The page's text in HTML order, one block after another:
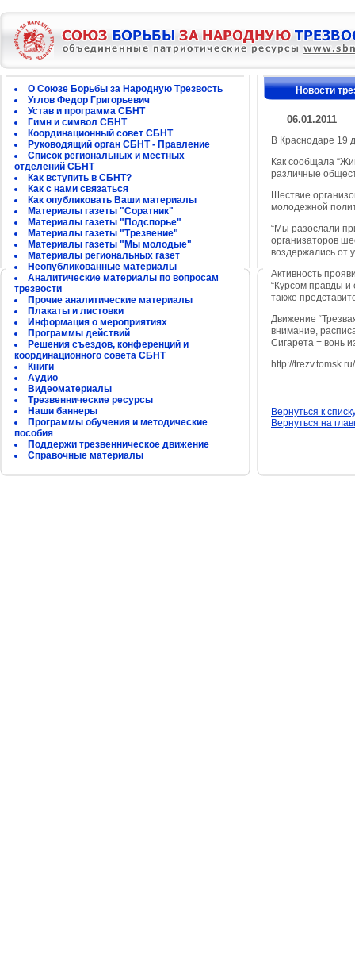
О Союзе Борьбы за Народную Трезвость
Углов Федор Григорьевич
Устав и программа СБНТ
Гимн и символ СБНТ
Координационный совет СБНТ
Руководящий орган СБНТ - Правление
Список региональных и местных
отделений СБНТ
Как вступить в СБНТ?
Как с нами связаться
Как опубликовать Ваши материалы
Материалы газеты "Соратник"
Материалы газеты "Подспорье"
Материалы газеты "Трезвение"
Материалы газеты "Мы молодые"
Материалы региональных газет
Неопубликованные материалы
Аналитические материалы по вопросам
трезвости
Прочие аналитические материалы
Плакаты и листовки
Информация о мероприятиях
Программы действий
Решения съездов, конференций и
координационного совета СБНТ
Книги
Аудио
Видеоматериалы
Трезвеннические ресурсы
Наши баннеры
Программы обучения и методические
пособия
Поддержи трезвенническое движение
Справочные материалы
Новости
06.01.2011
В Краснодаре 19
Как сообщала
различные
Шествие
молодежной
“Мы разослали
организаторов
воздержались от
Активность
“Курсом правды и
также
Движение
внимание,
Сигарета = вонь
http://
Вернуться к
Вернуться на